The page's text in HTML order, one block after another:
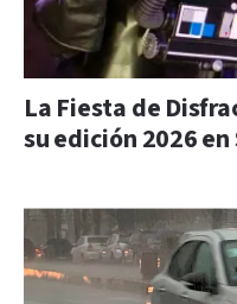
La Fiesta de
su edición 2026 en